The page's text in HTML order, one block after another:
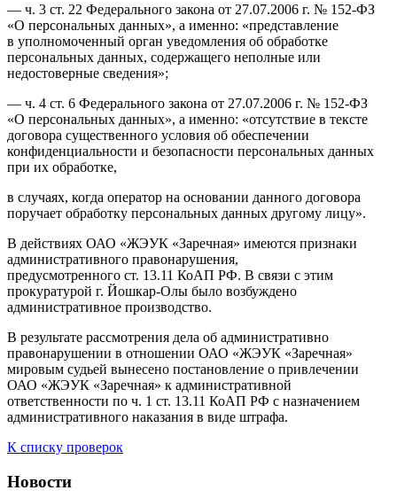
— ч. 3 ст. 22 Федерального закона от 27.07.2006 г. № 152-ФЗ
«О персональных данных», а именно: «представление
в уполномоченный орган уведомления об обработке
персональных данных, содержащего неполные или
недостоверные сведения»;
— ч. 4 ст. 6 Федерального закона от 27.07.2006 г. № 152-ФЗ
«О персональных данных», а именно: «отсутствие в тексте
договора существенного условия об обеспечении
конфиденциальности и безопасности персональных данных
при их обработке,
в случаях, когда оператор на основании данного договора
поручает обработку персональных данных другому лицу».
В действиях ОАО «ЖЭУК «Заречная» имеются признаки
административного правонарушения,
предусмотренного ст. 13.11 КоАП РФ. В связи с этим
прокуратурой г. Йошкар-Олы было возбуждено
административное производство.
В результате рассмотрения дела об административно
правонарушении в отношении ОАО «ЖЭУК «Заречная»
мировым судьей вынесено постановление о привлечении
ОАО «ЖЭУК «Заречная» к административной
ответственности по ч. 1 ст. 13.11 КоАП РФ с назначением
административного наказания в виде штрафа.
К списку проверок
Новости